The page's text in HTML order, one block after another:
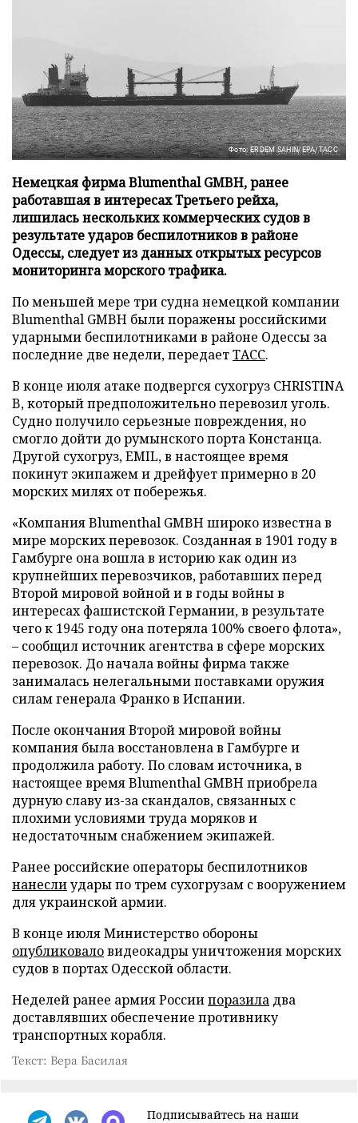
Фото: ERDEM SAHIN/EPA/ТАСС
Немецкая фирма Blumenthal GMBH, ранее
работавшая в интересах Третьего рейха,
лишилась нескольких коммерческих судов в
результате ударов беспилотников в районе
Одессы, следует из данных открытых ресурсов
мониторинга морского трафика.
По меньшей мере три судна немецкой компании
Blumenthal GMBH были поражены российскими
ударными беспилотниками в районе Одессы за
последние две недели, передаетТАСС.
В конце июля атаке подвергся сухогруз CHRISTINA
B, который предположительно перевозил уголь.
Судно получило серьезные повреждения, но
смогло дойти до румынского порта Констанца.
Другой сухогруз, EMIL, в настоящее время
покинут экипажем и дрейфует примерно в 20
морских милях от побережья.
«Компания Blumenthal GMBH широко известна в
мире морских перевозок. Созданная в 1901 году в
Гамбурге она вошла в историю как один из
крупнейших перевозчиков, работавших перед
Второй мировой войной и в годы войны в
интересах фашистской Германии, в результате
чего к 1945 году она потеряла 100% своего флота»,
– сообщил источник агентства в сфере морских
перевозок. До начала войны фирма также
занималась нелегальными поставками оружия
силам генерала Франко в Испании.
После окончания Второй мировой войны
компания была восстановлена в Гамбурге и
продолжила работу. По словам источника, в
настоящее время Blumenthal GMBH приобрела
дурную славу из-за скандалов, связанных с
плохими условиями труда моряков и
недостаточным снабжением экипажей.
Ранее российские операторы беспилотников
нанеслиудары по трем сухогрузам с вооружением
для украинской армии.
В конце июля Министерство обороны
опубликоваловидеокадры уничтожения морских
судов в портах Одесской области.
Неделей ранее армия Россиипоразила два
доставлявших обеспечение противнику
транспортных корабля.
Текст: Вера Басилая
Подписывайтесь на наши